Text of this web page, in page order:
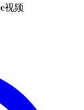
视频